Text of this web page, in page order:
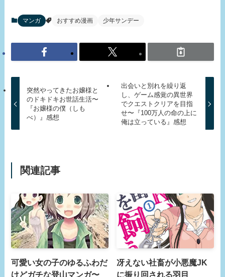
マンガ おすすめ漫画 少年サンデー
突然やってきたお嬢様と
のドキドキお世話生活〜
『お嬢様の僕（しも
べ）』感想
出会いと別れを繰り返
し、ゲーム感覚の異世界
でクエストクリアを目指
せ〜『100万人の命の上に
俺は立っている』感想
関連記事
可愛い女の子のゆるふわだ
けどガチな登山マンガ〜
冴えない社畜が小悪魔JK
に振り回される羽目